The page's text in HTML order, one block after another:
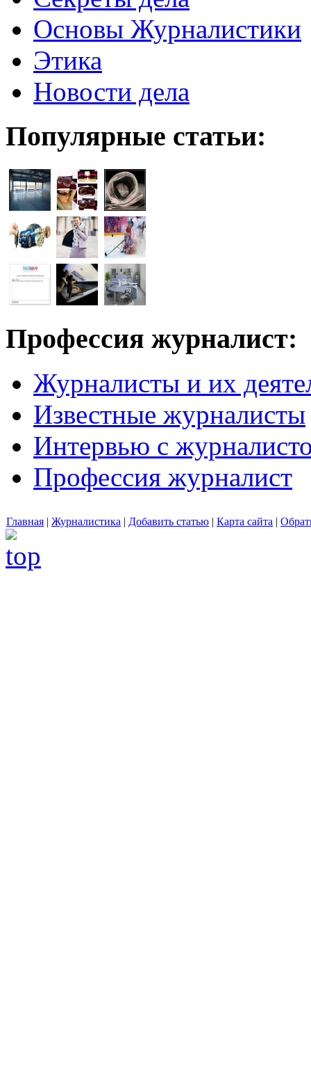
Основы Журналистики
Этика
Новости дела
Популярные статьи:
Профессия журналист:
Журналисты и их
Известные журналисты
Интервью с
Профессия журналист
Главная | Журналистика | Добавить статью | Карта сайта |